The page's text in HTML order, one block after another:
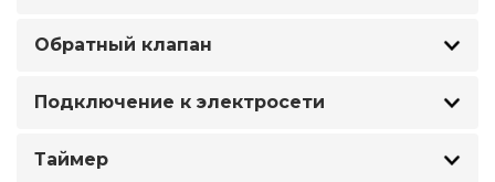
Обратный клапан
Подключение к электросети
Таймер